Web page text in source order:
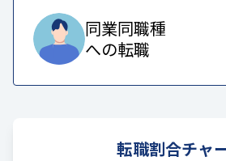
同業同職種
への転職
転職割合チャ